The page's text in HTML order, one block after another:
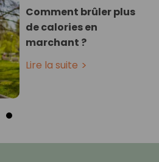
Comment brûler plus
de calories en
marchant ?
Lire la suite